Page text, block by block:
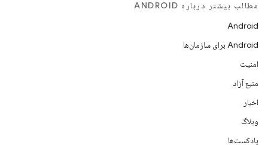
مطالب بیشتر درباره ANDROID
Android
Android برای سازمان‌ها
امنیت
منبع آزاد
اخبار
وبلاگ
پادکست‌ها